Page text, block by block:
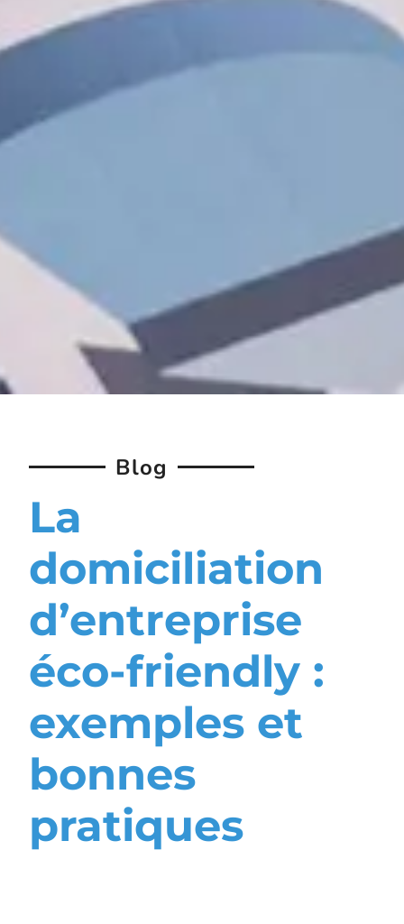
Blog
La
domiciliation
d’entreprise
éco-friendly :
exemples et
bonnes
pratiques